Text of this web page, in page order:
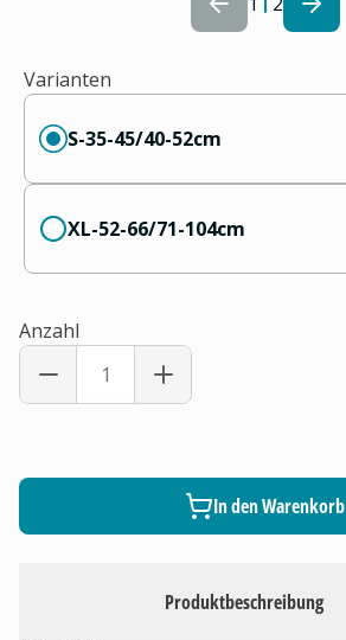
Produktbeschreibung
Varianten
S-35-45/40-52cm
XL-52-66/71-104cm
Anzahl
In den Warenkorb